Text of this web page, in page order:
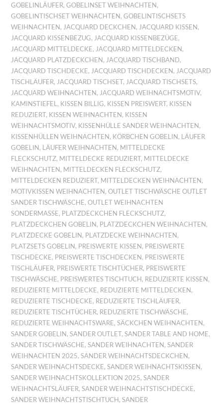
GOBELINLÄUFER,GOBELINSET WEIHNACHTEN,
GOBELINTISCHSET WEIHNACHTEN,GOBELINTISCHSETS
WEIHNACHTEN, JACQUARD DECKCHEN, JACQUARD KISSEN,
JACQUARD KISSENBEZUG, JACQUARD KISSENBEZÜGE,
JACQUARD MITTELDECKE, JACQUARD MITTELDECKEN,
JACQUARD PLATZDECKCHEN, JACQUARD TISCHBAND,
JACQUARD TISCHDECKE, JACQUARD TISCHDECKEN, JACQUARD
TISCHLÄUFER, JACQUARD TISCHSET, JACQUARD TISCHSETS,
JACQUARD WEIHNACHTEN, JACQUARD WEIHNACHTSMOTIV,
KAMINSTIEFEL , KISSEN BILLIG, KISSEN PREISWERT, KISSEN
REDUZIERT, KISSEN WEIHNACHTEN, KISSEN
WEIHNACHTSMOTIV, KISSENHÜLLE SANDER WEIHNACHTEN,
KISSENHÜLLEN WEIHNACHTEN, KÖRBCHEN GOBELIN, LÄUFER
GOBELIN, LÄUFER WEIHNACHTEN, MITTELDECKE
FLECKSCHUTZ, MITTELDECKE REDUZIERT, MITTELDECKE
WEIHNACHTEN, MITTELDECKEN FLECKSCHUTZ,
MITTELDECKEN REDUZIERT, MITTELDECKEN WEIHNACHTEN,
MOTIVKISSEN WEIHNACHTEN,OUTLET TISCHWÄSCHE OUTLET
SANDER TISCHWÄSCHE,OUTLET WEIHNACHTEN
SONDERMASSE , PLATZDECKCHEN FLECKSCHUTZ,
PLATZDECKCHEN GOBELIN, PLATZDECKCHEN WEIHNACHTEN,
PLATZDECKE GOBELIN, PLATZDECKE WEIHNACHTEN,
PLATZSETS GOBELIN, PREISWERTE KISSEN, PREISWERTE
TISCHDECKE, PREISWERTE TISCHDECKEN, PREISWERTE
TISCHLÄUFER, PREISWERTE TISCHTÜCHER, PREISWERTE
TISCHWÄSCHE, PREISWERTES TISCHTUCH, REDUZIERTE KISSEN,
REDUZIERTE MITTELDECKE, REDUZIERTE MITTELDECKEN,
REDUZIERTE TISCHDECKE, REDUZIERTE TISCHLÄUFER,
REDUZIERTE TISCHTÜCHER, REDUZIERTE TISCHWÄSCHE,
REDUZIERTE WEIHNACHTSWARE,SÄCKCHEN WEIHNACHTEN,
SANDER GOBELIN,SANDER OUTLET,SANDER TABLE AND HOME,
SANDER TISCHWÄSCHE,SANDER WEIHNACHTEN,SANDER
WEIHNACHTEN 2025,SANDER WEIHNACHTSDECKCHEN,
SANDER WEIHNACHTSDECKE,SANDER WEIHNACHTSKISSEN,
SANDER WEIHNACHTSKOLLEKTION 2025,SANDER
WEIHNACHTSLÄUFER,SANDER WEIHNACHTSTISCHDECKE,
SANDER WEIHNACHTSTISCHTUCH,SANDER